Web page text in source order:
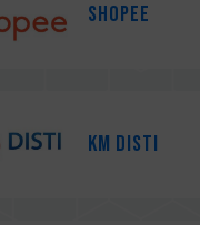
SHOPEE
KM Disti